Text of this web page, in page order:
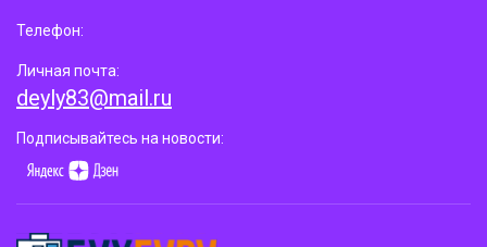
Телефон:
Личная почта:
deyly83@mail.ru
Подписывайтесь на новости: